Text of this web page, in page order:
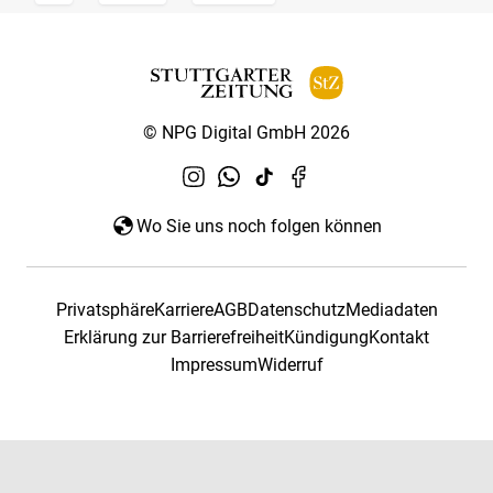
© NPG Digital GmbH 2026
Wo Sie uns noch folgen können
PrivatsphäreKarriereAGBDatenschutzMediadaten
Erklärung zur BarrierefreiheitKündigungKontakt
ImpressumWiderruf